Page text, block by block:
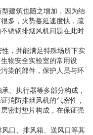
建筑也随之增加，因为结
多，火势蔓延速度快，疏
锈钢排烟风机问题在此时
，并能满足特殊场所下实
物安全实验室的常用设
染的部件，保护人员与环
、执行器等多部分构成，
消防排烟风机的气密性，
密封垫片构成，在保证强
口、排风箱、送风口等其